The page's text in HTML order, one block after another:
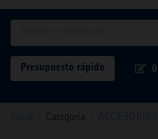
Presupuesto rápido
Categoría ACCESORIOS